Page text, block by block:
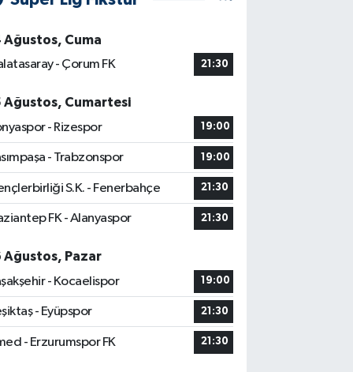
Ağustos, Cuma
- Çorum FK
21:30
Ağustos, Cumartesi
- Rizespor
19:00
- Trabzonspor 19:00
S.K. - Fenerbahçe 21:30
FK - Alanyaspor 21:30
Ağustos, Pazar
- Kocaelispor
19:00
- Eyüpspor 21:30
- Erzurumspor FK 21:30